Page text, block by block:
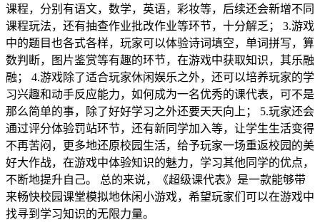
课程，分别有语文，数学，英语，彩妆等，后续还会新增不同
课程玩法，还有抽查作业批改作业等环节，十分解乏； 3.游戏
中的题目也各式各样，玩家可以体验诗词填空，单词拼写，算
数判断，图片鉴赏等有趣的环节，在游戏中获取知识，其乐融
融； 4.游戏除了适合玩家休闲娱乐之外，还可以培养玩家的学
习兴趣和动手反应能力，如何成为一名优秀的课代表，可不是
那么简单的事，除了好好学习之外还要天天向上； 5.玩家还会
通过评分体验罚站环节，还有新同学加入等，让学生生活变得
不再苦闷，更多地还原校园生活，给予玩家一场重返校园的美
好大作战，在游戏中体验知识的魅力，学习其他同学的优点，
不断地提升自己。 总的来说，《超级课代表》是一款能够带
来畅快校园课堂模拟地休闲小游戏，希望玩家们可以在游戏中
找寻到学习知识的无限力量。